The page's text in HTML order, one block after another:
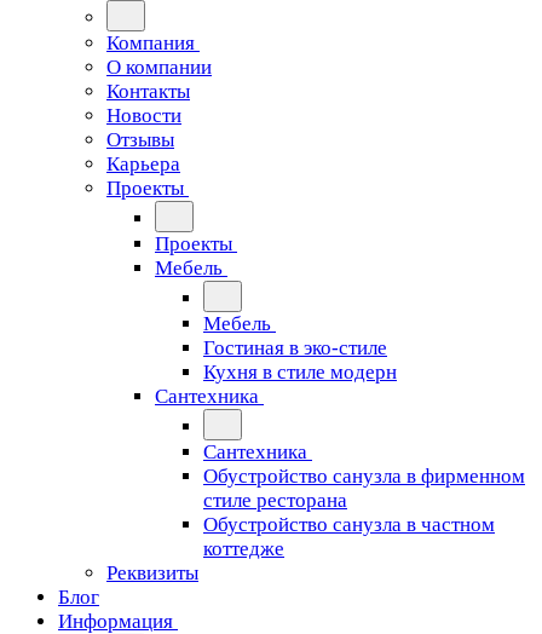
Компания
О компании
Контакты
Новости
Отзывы
Карьера
Проекты
Проекты
Мебель
Мебель
Гостиная в эко-стиле
Кухня в стиле модерн
Сантехника
Сантехника
Обустройство санузла в фирменном
стиле ресторана
Обустройство санузла в частном
коттедже
Реквизиты
Блог
Информация